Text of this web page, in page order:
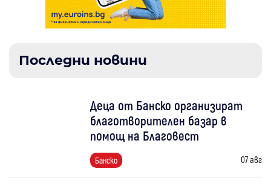
Последни новини
Деца от Банско организират
благотворителен базар в
помощ на Благовест
Банско 07 авг